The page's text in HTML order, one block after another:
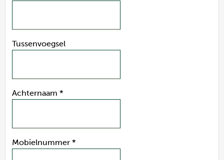
Tussenvoegsel
Achternaam *
Mobielnummer *